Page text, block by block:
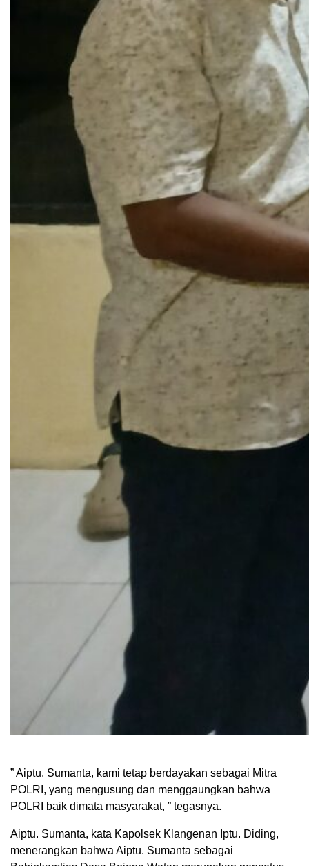
” Aiptu. Sumanta, kami tetap berdayakan sebagai Mitra
POLRI, yang mengusung dan menggaungkan bahwa
POLRI baik dimata masyarakat, ” tegasnya.
Aiptu. Sumanta, kata Kapolsek Klangenan Iptu. Diding,
menerangkan bahwa Aiptu. Sumanta sebagai